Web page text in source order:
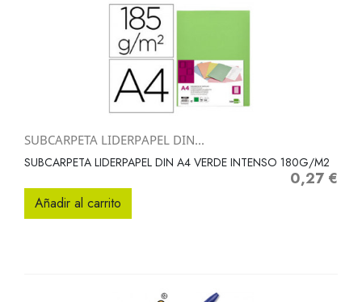
SUBCARPETA LIDERPAPEL DIN...
SUBCARPETA LIDERPAPEL DIN A4 VERDE INTENSO 180G/M2
Precio
0,27 €
Añadir al carrito